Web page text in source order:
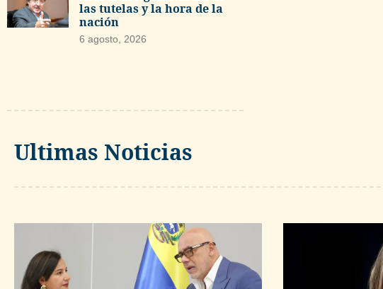
las tutelas y la hora de la
nación
6 agosto, 2026
Ultimas Noticias